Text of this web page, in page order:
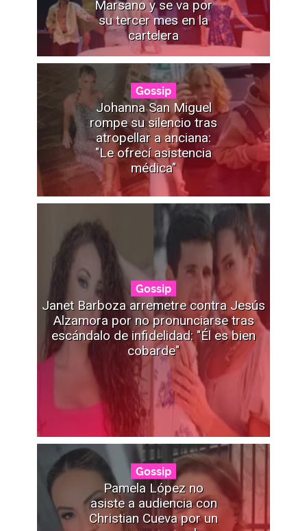
Marsano y se va por
su tercer mes en la
cartelera
Gossip
Johanna San Miguel
rompe su silencio tras
atropellar a anciana:
"Le ofrecí asistencia
médica"
Gossip
Janet Barboza arremetre contra Jesús
Alzamora por no pronunciarse tras
escándalo de infidelidad: "Él es bien
cobarde"
Gossip
Pamela López no
asiste a audiencia con
Christian Cueva por un